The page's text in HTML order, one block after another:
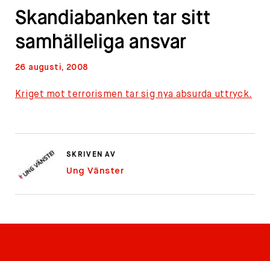
Skandiabanken tar sitt
samhälleliga ansvar
26 augusti, 2008
Kriget mot terrorismen tar sig nya absurda uttryck.
SKRIVEN AV
Ung Vänster